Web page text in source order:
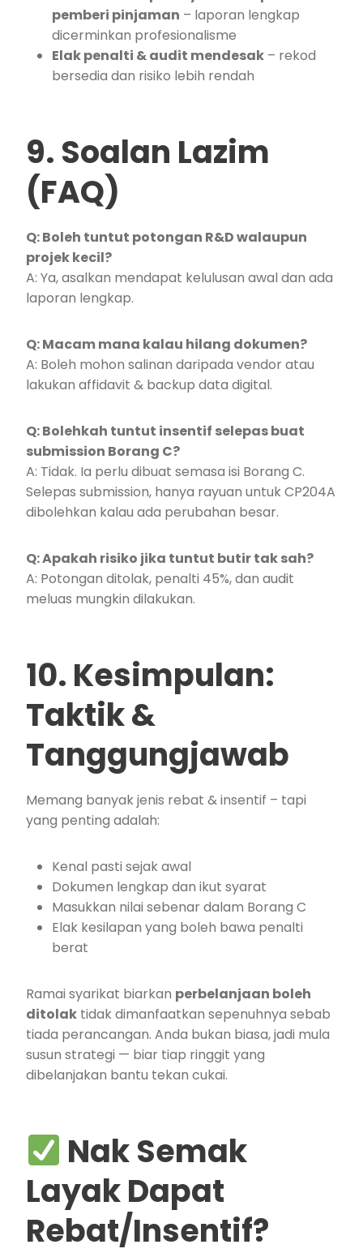
pemberi pinjaman – laporan lengkap
dicerminkan profesionalisme
Elak penalti & audit mendesak – rekod
bersedia dan risiko lebih rendah
9. Soalan Lazim
(FAQ)
Q: Boleh tuntut potongan R&D walaupun
projek kecil?
A: Ya, asalkan mendapat kelulusan awal dan ada
laporan lengkap.
Q: Macam mana kalau hilang dokumen?
A: Boleh mohon salinan daripada vendor atau
lakukan affidavit & backup data digital.
Q: Bolehkah tuntut insentif selepas buat
submission Borang C?
A: Tidak. Ia perlu dibuat semasa isi Borang C.
Selepas submission, hanya rayuan untuk CP204A
dibolehkan kalau ada perubahan besar.
Q: Apakah risiko jika tuntut butir tak sah?
A: Potongan ditolak, penalti 45%, dan audit
meluas mungkin dilakukan.
10. Kesimpulan:
Taktik &
Tanggungjawab
Memang banyak jenis rebat & insentif – tapi
yang penting adalah:
Kenal pasti sejak awal
Dokumen lengkap dan ikut syarat
Masukkan nilai sebenar dalam Borang C
Elak kesilapan yang boleh bawa penalti
berat
Ramai syarikat biarkan perbelanjaan boleh
ditolak tidak dimanfaatkan sepenuhnya sebab
tiada perancangan. Anda bukan biasa, jadi mula
susun strategi — biar tiap ringgit yang
dibelanjakan bantu tekan cukai.
Nak Semak
Layak Dapat
Rebat/Insentif?